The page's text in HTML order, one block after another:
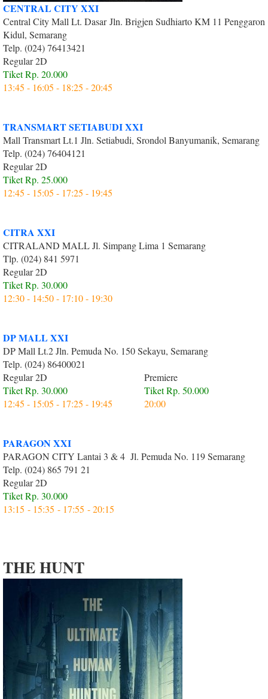
CENTRAL CITY XXI
Central City Mall Lt. Dasar Jln. Brigjen Sudhiarto KM 11 Penggaron
Kidul, Semarang
Telp. (024) 76413421
Regular 2D
Tiket Rp. 20.000
13:45 - 16:05 - 18:25 - 20:45
TRANSMART SETIABUDI XXI
Mall Transmart Lt.1 Jln. Setiabudi, Srondol Banyumanik, Semarang
Telp. (024) 76404121
Regular 2D
Tiket Rp. 25.000
12:45 - 15:05 - 17:25 - 19:45
CITRA XXI
CITRALAND MALL Jl. Simpang Lima 1 Semarang
Tlp. (024) 841 5971
Regular 2D
Tiket Rp. 30.000
12:30 - 14:50 - 17:10 - 19:30
DP MALL XXI
DP Mall Lt.2 Jln. Pemuda No. 150 Sekayu, Semarang
Telp. (024) 86400021
Regular 2D
Premiere
Tiket Rp. 30.000
Tiket Rp. 50.000
12:45 - 15:05 - 17:25 - 19:45
20:00
PARAGON XXI
PARAGON CITY Lantai 3 & 4 Jl. Pemuda No. 119 Semarang
Telp. (024) 865 791 21
Regular 2D
Tiket Rp. 30.000
13:15 - 15:35 - 17:55 - 20:15
THE HUNT